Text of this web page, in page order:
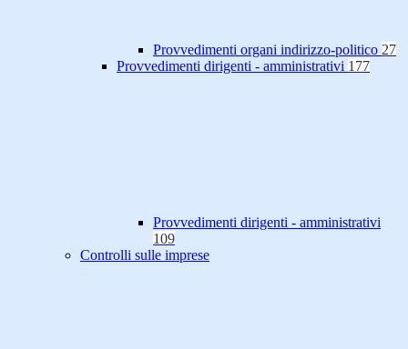
Provvedimenti organi indirizzo-politico 27
Provvedimenti dirigenti - amministrativi 177
Provvedimenti dirigenti - amministrativi
109
Controlli sulle imprese